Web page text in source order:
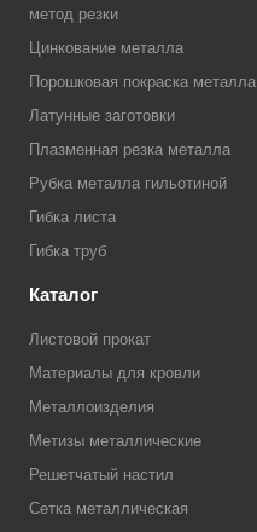
метод резки
Цинкование металла
Порошковая покраска металла
Латунные заготовки
Плазменная резка металла
Рубка металла гильотиной
Гибка листа
Гибка труб
Каталог
Листовой прокат
Материалы для кровли
Металлоизделия
Метизы металлические
Решетчатый настил
Сетка металлическая